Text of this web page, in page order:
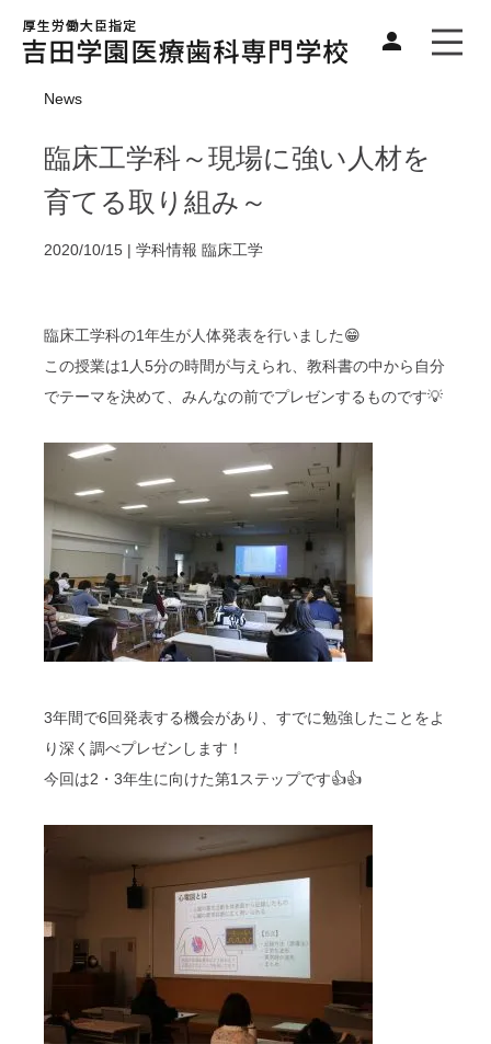
News
臨床工学科～現場に強い人材を
育てる取り組み～
2020/10/15 | 学科情報 臨床工学
臨床工学科の1年生が人体発表を行いました😁
この授業は1人5分の時間が与えられ、教科書の中から自分
でテーマを決めて、みんなの前でプレゼンするものです💡
3年間で6回発表する機会があり、すでに勉強したことをよ
り深く調べプレゼンします！
今回は2・3年生に向けた第1ステップです👍👍